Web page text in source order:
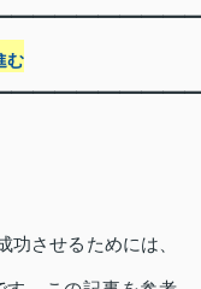
む
させるためには、